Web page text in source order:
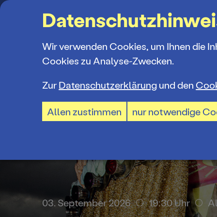
Suchbegriff
Spielplan
Repertoire
Konzerte
Ticketkauf
BTU-
Ensemble
Jobs und
03. September 2026 19:30 Uhr
September 2026 14:30 Uhr
Wir verwenden Cookies, um Ihnen die
Cookies zu Analyse-Zwecken.
Zur Datenschutzerklärung und den
Allen zustimmen nur notwendige